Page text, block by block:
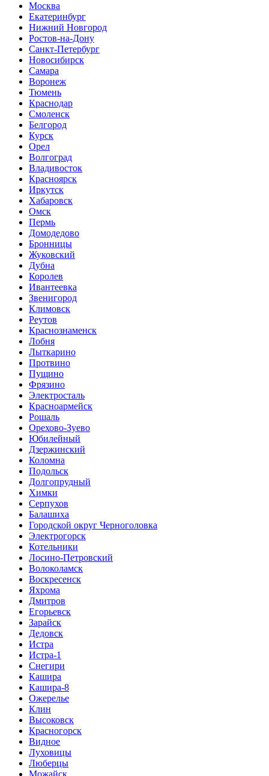
Москва
Екатеринбург
Нижний Новгород
Ростов-на-Дону
Санкт-Петербург
Новосибирск
Самара
Воронеж
Тюмень
Краснодар
Смоленск
Белгород
Курск
Орел
Волгоград
Владивосток
Красноярск
Иркутск
Хабаровск
Омск
Пермь
Домодедово
Бронницы
Жуковский
Дубна
Королев
Ивантеевка
Звенигород
Климовск
Реутов
Краснознаменск
Лобня
Лыткарино
Протвино
Пущино
Фрязино
Электросталь
Красноармейск
Рошаль
Орехово-Зуево
Юбилейный
Дзержинский
Коломна
Подольск
Долгопрудный
Химки
Серпухов
Балашиха
Городской округ Черноголовка
Электрогорск
Котельники
Лосино-Петровский
Волоколамск
Воскресенск
Яхрома
Дмитров
Егорьевск
Зарайск
Дедовск
Истра
Истра-1
Снегири
Кашира
Кашира-8
Ожерелье
Клин
Высоковск
Красногорск
Видное
Луховицы
Люберцы
Можайск